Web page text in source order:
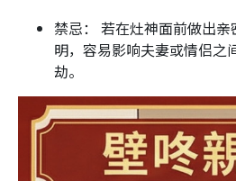
禁忌： 若在灶神面前做出
明，容易影响夫妻或情侣之
劫。